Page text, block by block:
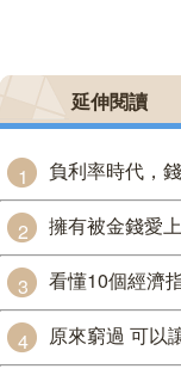
延伸閱讀
1 負利率時代，
2 擁有被金錢愛
3 看懂10個經濟
4 原來窮過 可以